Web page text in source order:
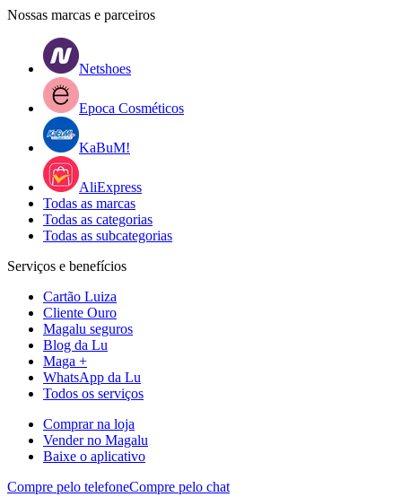
Nossas marcas e parceiros
Netshoes
Epoca Cosméticos
KaBuM!
AliExpress
Todas as marcas
Todas as categorias
Todas as subcategorias
Serviços e benefícios
Cartão Luiza
Cliente Ouro
Magalu seguros
Blog da Lu
Maga +
WhatsApp da Lu
Todos os serviços
Comprar na loja
Vender no Magalu
Baixe o aplicativo
Compre pelo telefoneCompre pelo chat